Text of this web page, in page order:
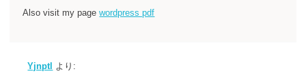
Also visit my pagewordpress pdf
Yjnptl より: